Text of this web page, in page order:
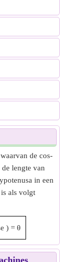
de cos-
lengte van
in een
als volgt
) = θ